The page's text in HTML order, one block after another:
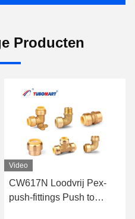
Producten
Video
CW617N Loodvrij Pex-
push-fittings Push to